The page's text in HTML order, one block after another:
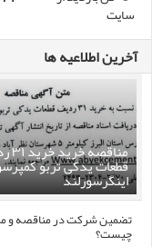
سایت
آخرین اطلاعیه ها
قطعات یدکی تربو
اینگرسورلند
تضمین شرکت در مناقصه و
چیست؟